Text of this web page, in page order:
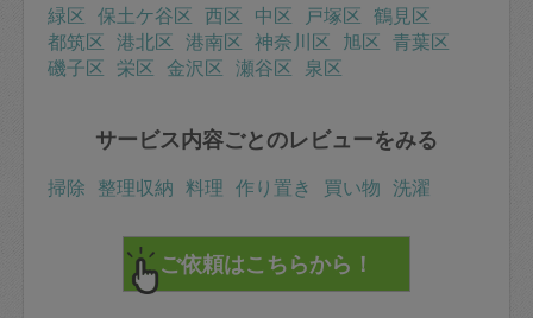
緑区 保土ケ谷区 西区 中区 戸塚区 鶴見区
都筑区 港北区 港南区 神奈川区 旭区 青葉区
磯子区 栄区 金沢区 瀬谷区 泉区
サービス内容ごとのレビューをみる
掃除 整理収納 料理 作り置き 買い物 洗濯